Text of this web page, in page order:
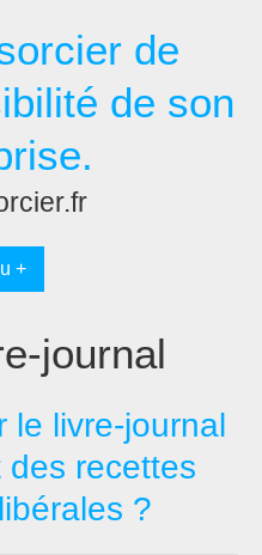
de
de son
+
journal
le livre-journal
recettes
?